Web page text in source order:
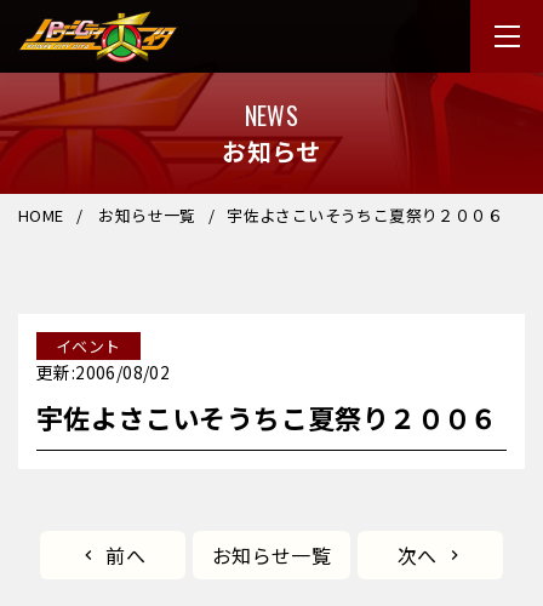
NEWS
お知らせ
HOME お知らせ一覧 宇佐よさこいそうちこ夏祭り２００６
イベント
更新:2006/08/02
宇佐よさこいそうちこ夏祭り２００６
前へ お知らせ一覧 次へ